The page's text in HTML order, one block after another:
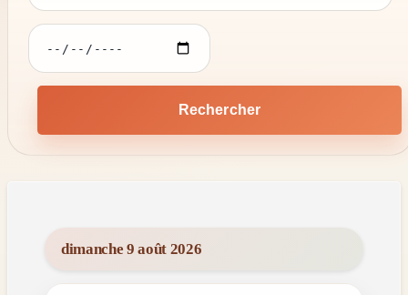
Rechercher
dimanche 9 août 2026